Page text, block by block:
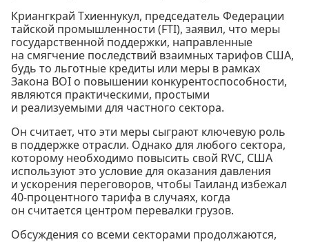
Криангкрай Тхиеннукул, председатель Федерации
тайской промышленности (FTI), заявил, что меры
государственной поддержки, направленные
на смягчение последствий взаимных тарифов США,
будь то льготные кредиты или меры в рамках
Закона BOI о повышении конкурентоспособности,
являются практическими, простыми
и реализуемыми для частного сектора.
Он считает, что эти меры сыграют ключевую роль
в поддержке отрасли. Однако для любого сектора,
которому необходимо повысить свой RVC, США
используют это условие для оказания давления
и ускорения переговоров, чтобы Таиланд избежал
40-процентного тарифа в случаях, когда
он считается центром перевалки грузов.
Обсуждения со всеми секторами продолжаются,